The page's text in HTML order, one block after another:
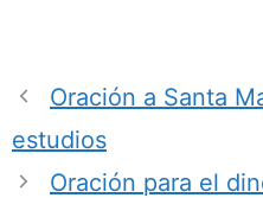
Oración a Santa
estudios
Oración para el